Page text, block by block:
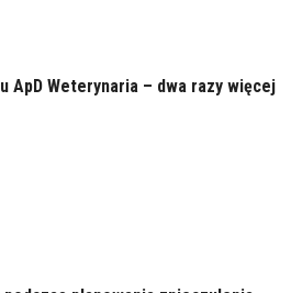
ApD Weterynaria – dwa razy więcej